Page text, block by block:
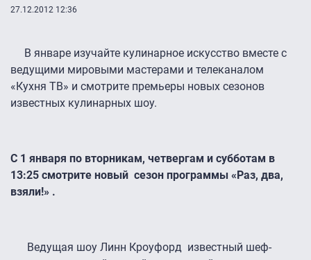
27.12.2012 12:36
В январе изучайте кулинарное искусство вместе с
ведущими мировыми мастерами и телеканалом
«Кухня ТВ» и смотрите премьеры новых сезонов
известных кулинарных шоу.
С 1 января по вторникам, четвергам и субботам в
13:25 смотрите новый сезон программы «Раз, два,
взяли!» .
Ведущая шоу Линн Кроуфорд известный шеф-